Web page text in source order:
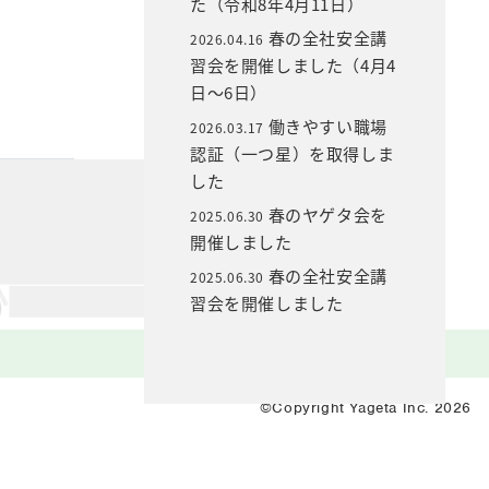
2026.04.16 春の全社安全講
習会を開催しました（4月4
日～6日）
2026.03.17 働きやすい職場
認証（一つ星）を取得しま
した
2025.06.30 春のヤゲタ会を
開催しました
2025.06.30 春の全社安全講
習会を開催しました
©Copyright Yageta Inc. 2026